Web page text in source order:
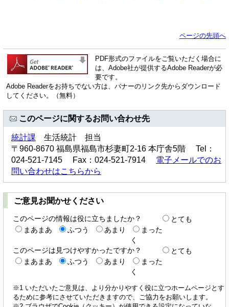
ページの先頭へ
PDF形式のファイルをご覧いただく場合に
は、Adobe社が提供するAdobe Readerが必
要です。
Adobe Readerをお持ちでない方は、バナーのリンク先からダウンロード
してください。（無料）
このページに関するお問い合わせ先
統計課 生活統計 担当
〒960-8670 福島県福島市杉妻町2-16 本庁舎5階 Tel：
024-521-7145 Fax：024-521-7914 電子メールでのお
問い合わせはこちらから
ご意見お聞かせください
このページの情報は役に立ちましたか？
とても
まあまあ
ふつう あまり
まった
く
このページは見つけやすかったですか？
とても
まあまあ
ふつう あまり
まった
く
※1 いただいたご意見は、より分かりやすく役に立つホームページとす
るために参考にさせていただきますので、ご協力をお願いします。